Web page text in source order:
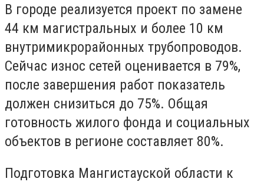
В городе реализуется проект по замене
44 км магистральных и более 10 км
внутримикрорайонных трубопроводов.
Сейчас износ сетей оценивается в 79%,
после завершения работ показатель
должен снизиться до 75%. Общая
готовность жилого фонда и социальных
объектов в регионе составляет 80%.
Подготовка Мангистауской области к